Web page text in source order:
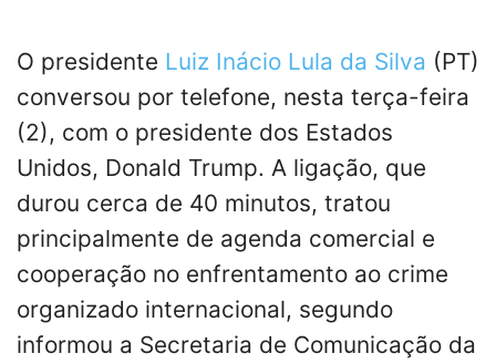
O presidente Luiz Inácio Lula da Silva (PT)
conversou por telefone, nesta terça-feira
(2), com o presidente dos Estados
Unidos, Donald Trump. A ligação, que
durou cerca de 40 minutos, tratou
principalmente de agenda comercial e
cooperação no enfrentamento ao crime
organizado internacional, segundo
informou a Secretaria de Comunicação da